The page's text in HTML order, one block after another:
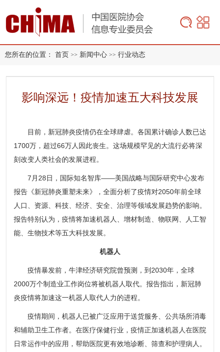
您所在的位置： 首页 >> 新闻中心 >> 行业动态
影响深远！疫情加速五大科技发展
目前，新冠肺炎疫情仍在全球肆虐。各国累计确诊人数已达
1700万，超过66万人因此丧生。这场规模罕见的大流行必将深
刻改变人类社会的发展进程。
7月28日，国际知名智库——美国战略与国际研究中心发布
报告《新冠肺炎重塑未来》，全面分析了疫情对2050年前全球
人口、资源、科技、经济、安全、治理等领域发展趋势的影响。
报告特别认为，疫情将加速机器人、增材制造、物联网、人工智
能、生物技术等五大科技发展。
机器人
疫情暴发前，牛津经济研究院曾预测，到2030年，全球
2000万个制造业工作岗位将被机器人取代。报告指出，新冠肺
炎疫情将加速这一机器人取代人力的进程。
疫情期间，机器人已被广泛应用于送货服务、公共场所消毒
和辅助卫生工作者。在医疗保健行业，疫情正加速机器人在医院
日常运作中的应用，帮助医院更有效地诊断、筛查和护理病人。